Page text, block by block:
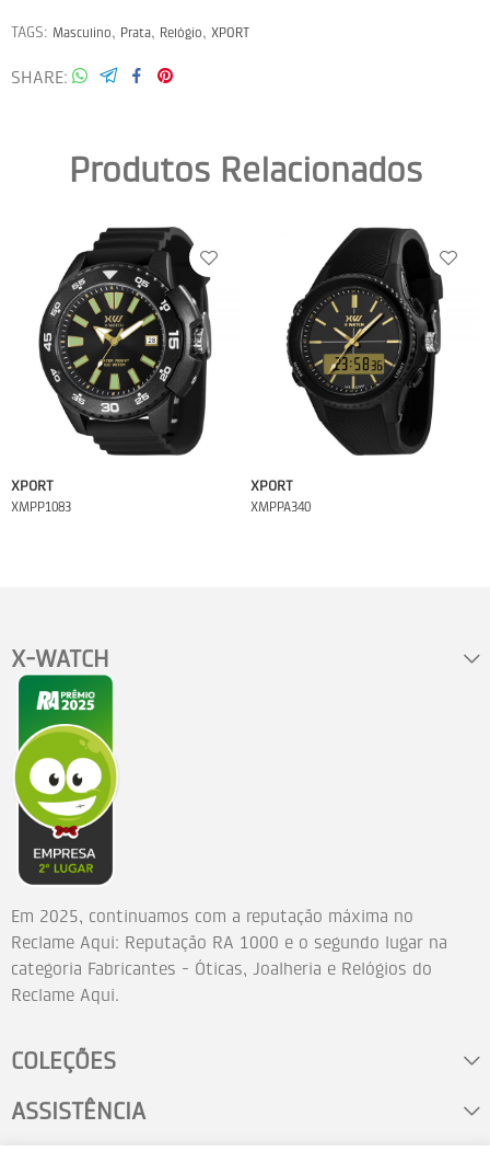
TAGS: Masculino, Prata, Relógio, XPORT
SHARE
Produtos Relacionados
XPORT
XMPP1083
XPORT
XMPPA340
X-WATCH
Em 2025, continuamos com a reputação máxima no
Reclame Aqui: Reputação RA 1000 e o segundo lugar na
categoria Fabricantes - Óticas, Joalheria e Relógios do
Reclame Aqui.
COLEÇÕES
ASSISTÊNCIA